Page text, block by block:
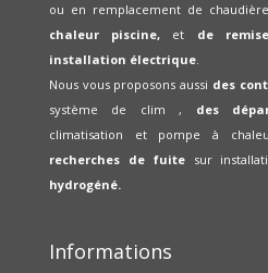
ou en remplacement de
chaleur piscine, et de
installation électrique.
Nous vous proposons aussi des
système de clim , des
climatisation et pompe à
recherches de fuite sur
hydrogéné.
Informations